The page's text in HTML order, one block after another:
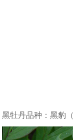
黑牡丹品种：黑豹